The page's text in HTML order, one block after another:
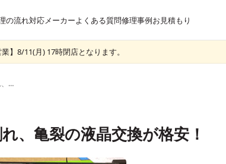
の流れ対応メーカーよくある質問修理事例お見積もり
】8/11(月) 17時閉店となります。
パソコン工房 w270hsの画面割れ、亀裂の液晶交換が格安！
、亀裂の液晶交換が格安！